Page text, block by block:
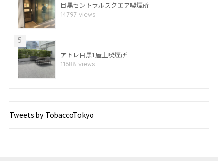
目黒セントラルスクエア喫煙所
14797 views
5
アトレ目黒1屋上喫煙所
11688 views
Tweets by TobaccoTokyo